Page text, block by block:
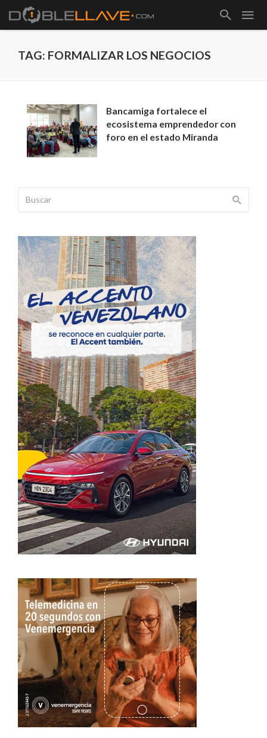
TAG: FORMALIZAR LOS NEGOCIOS
Bancamiga fortalece el
ecosistema emprendedor con
foro en el estado Miranda